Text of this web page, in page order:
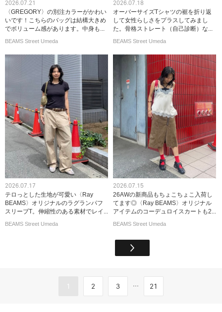
2026.07.21
〈GREGORY〉の別注カラーがかわい
いです！こちらのバッグは結構大きめ
でボリューム感があります。中身も...
BEAMS Street Umeda
2026.07.18
オーバーサイズTシャツの裾を折り返
して女性らしさをプラスしてみまし
た。骨格ストレート（自己診断）な...
BEAMS Street Umeda
2026.07.17
テロっとした生地が可愛い〈Ray
BEAMS〉オリジナルのラグランパフ
スリーブT。伸縮性のある素材でレイ...
BEAMS Street Umeda
2026.07.15
26AWの新商品もちょこちょこ入荷し
てます◎〈Ray BEAMS〉オリジナル
アイテムのコーデュロイスカートも2...
BEAMS Street Umeda
1 2 3 ... 21